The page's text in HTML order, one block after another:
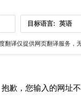
目标语言: 英语
翻译仅提供网页翻译服务，